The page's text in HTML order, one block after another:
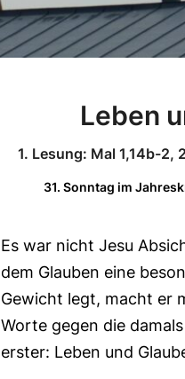
Leben
1. Lesung: Mal 1,14b-2,
31. Sonntag im
Es war nicht Jesu
dem Glauben eine
Gewicht legt, macht er
Worte gegen die
erster: Leben und